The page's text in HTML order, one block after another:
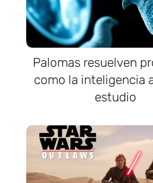
Palomas resuelven
como la inteligencia
estudio